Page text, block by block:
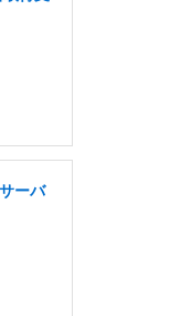
ーバ